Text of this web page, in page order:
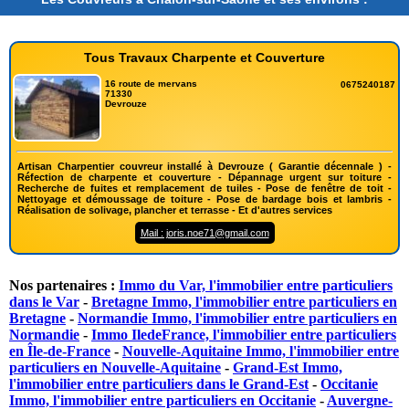
Tous Travaux Charpente et Couverture
16 route de mervans
71330
Devrouze
0675240187
Artisan Charpentier couvreur installé à Devrouze ( Garantie décennale ) -
Réfection de charpente et couverture - Dépannage urgent sur toiture -
Recherche de fuites et remplacement de tuiles - Pose de fenêtre de toit -
Nettoyage et démoussage de toiture - Pose de bardage bois et lambris -
Réalisation de solivage, plancher et terrasse - Et d'autres services
Mail : joris.noe71@gmail.com
Nos partenaires : Immo du Var, l'immobilier entre particuliers
dans le Var - Bretagne Immo, l'immobilier entre particuliers en
Bretagne - Normandie Immo, l'immobilier entre particuliers en
Normandie - Immo IledeFrance, l'immobilier entre particuliers
en Île-de-France - Nouvelle-Aquitaine Immo, l'immobilier entre
particuliers en Nouvelle-Aquitaine - Grand-Est Immo,
l'immobilier entre particuliers dans le Grand-Est - Occitanie
Immo, l'immobilier entre particuliers en Occitanie - Auvergne-